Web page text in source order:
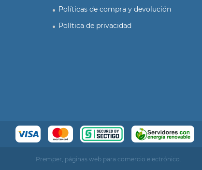
Políticas de compra y devolución
Política de privacidad
Premper, páginas web para comercio electrónico.